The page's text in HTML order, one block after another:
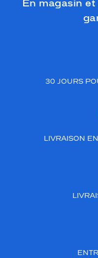
En magasin
30 JOURS
LIVRAISON